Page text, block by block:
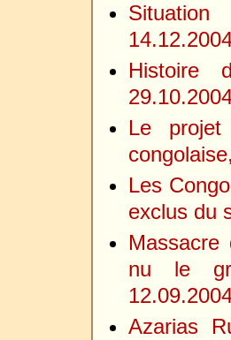
Histoire
Le
Les
exclus du
nu le
Azarias